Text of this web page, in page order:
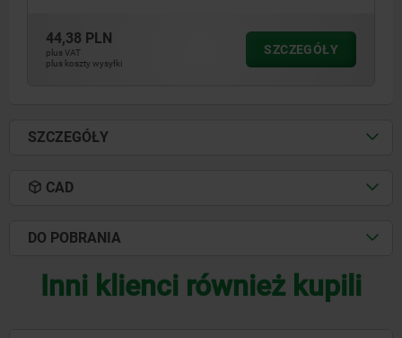
44,38 PLN
plus VAT
plus koszty wysyłki
SZCZEGÓŁY
SZCZEGÓŁY
CAD
DO POBRANIA
Inni klienci również kupili